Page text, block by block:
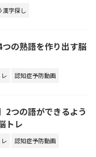
漢字探し
つの熟語を作り出す脳
認知症予防動画
2つの語ができるよう
トレ
認知症予防動画